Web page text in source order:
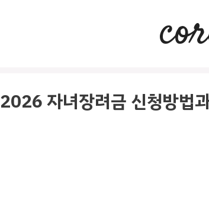
2026 자녀장려금 신청방법